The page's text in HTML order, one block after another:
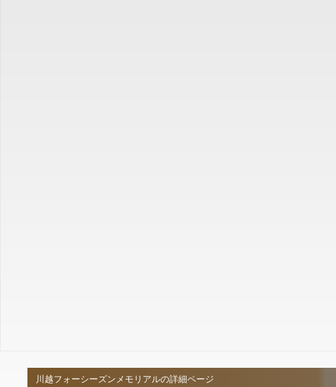
川越フォーシーズンメモリアルの詳細ページ